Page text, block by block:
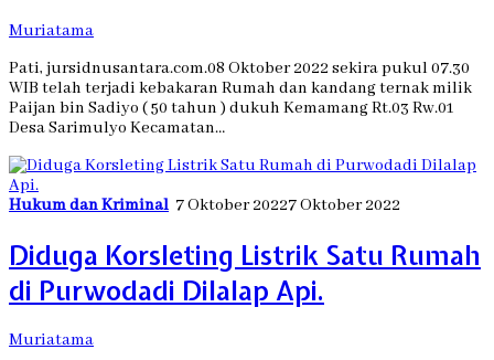
Muriatama
Pati, jursidnusantara.com.08 Oktober 2022 sekira pukul 07.30
WIB telah terjadi kebakaran Rumah dan kandang ternak milik
Paijan bin Sadiyo ( 50 tahun ) dukuh Kemamang Rt.03 Rw.01
Desa Sarimulyo Kecamatan…
Hukum dan Kriminal 7 Oktober 20227 Oktober 2022
Diduga Korsleting Listrik Satu Rumah
di Purwodadi Dilalap Api.
Muriatama